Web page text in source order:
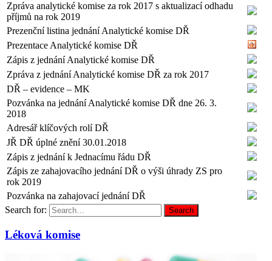
Zpráva analytické komise za rok 2017 s aktualizací odhadu
příjmů na rok 2019
Prezenční listina jednání Analytické komise DŘ
Prezentace Analytické komise DŘ
Zápis z jednání Analytické komise DŘ
Zpráva z jednání Analytické komise DŘ za rok 2017
DŘ – evidence – MK
Pozvánka na jednání Analytické komise DŘ dne 26. 3.
2018
Adresář klíčových rolí DŘ
JŘ DŘ úplné znění 30.01.2018
Zápis z jednání k Jednacímu řádu DŘ
Zápis ze zahajovacího jednání DŘ o výši úhrady ZS pro
rok 2019
Pozvánka na zahajovací jednání DŘ
Search for:
Search
Léková komise